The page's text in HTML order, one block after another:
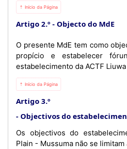
⇡ Início da Página
Artigo 2.º Objecto do MdE
O presente MdE tem como
propício e estabelecer
estabelecimento da ACTF
⇡ Início da Página
Artigo 3.º
Objectivos do
Os objectivos do
Plain - Mussuma não se